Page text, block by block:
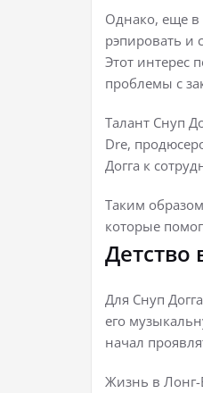
Однако, еще в
рэпировать и
Этот интерес
проблемы с
Талант Снуп
Dre,
Догга к
Таким
которые
Детство
Для Снуп
его
начал
Жизнь в Лонг-